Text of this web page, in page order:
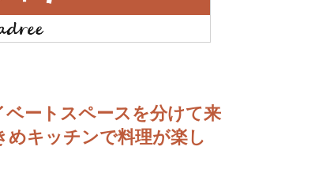
ベートスペースを分けて来
めキッチンで料理が楽し